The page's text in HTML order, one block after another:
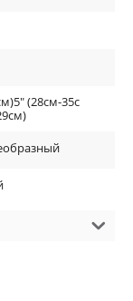
(28см-35с